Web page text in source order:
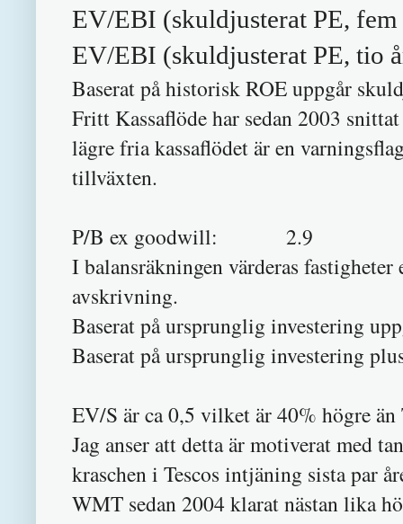
EV/EBI (skuldjusterat PE,
EV/EBI (skuldjusterat PE,
Baserat på historisk ROE uppgår
Fritt Kassaflöde har sedan 2003
lägre fria kassaflödet är en
tillväxten.
P/B ex goodwill: 2.9
I balansräkningen värderas
avskrivning.
Baserat på ursprunglig investering
Baserat på ursprunglig investering
EV/S är ca 0,5 vilket är 40% högre
Jag anser att detta är motiverat med
kraschen i Tescos intjäning sista par
WMT sedan 2004 klarat nästan lika